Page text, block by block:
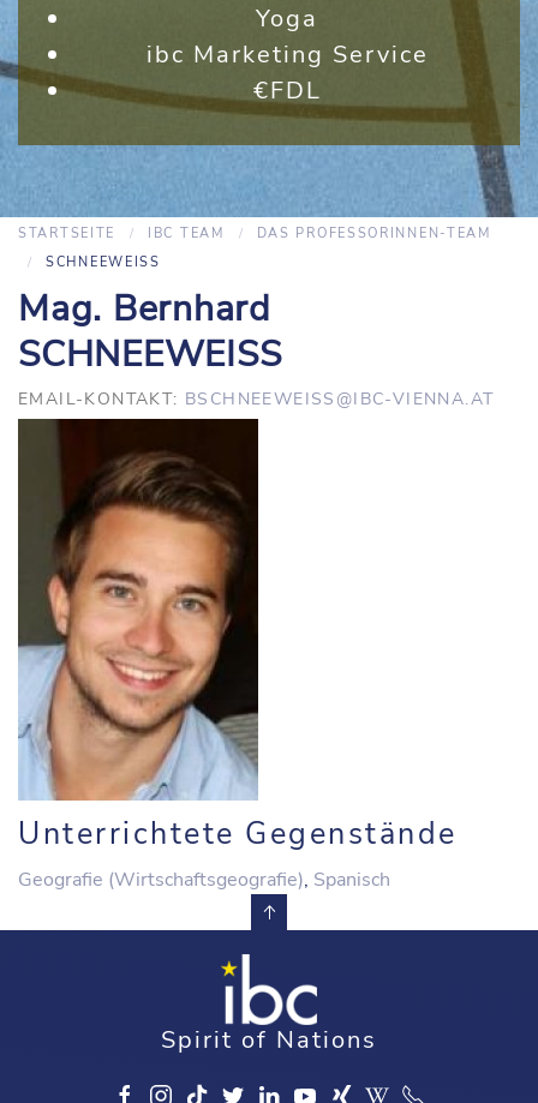
Yoga
ibc Marketing Service
€FDL
STARTSEITE IBC TEAM
DAS PROFESSORINNEN-TEAM
SCHNEEWEISS
Mag. Bernhard
SCHNEEWEISS
EMAIL-KONTAKT: BSCHNEEWEISS@IBC-VIENNA.AT
Unterrichtete Gegenstände
Geografie (Wirtschaftsgeografie), Spanisch
Spirit of Nations